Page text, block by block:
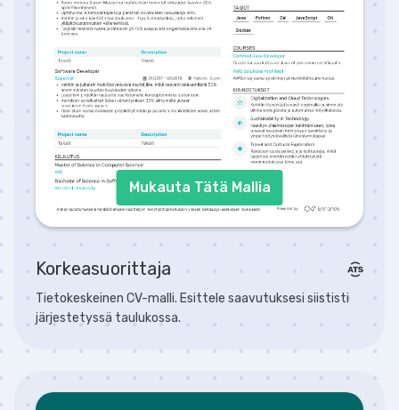
Mukauta Tätä Mallia
Korkeasuorittaja
Tietokeskeinen CV-malli. Esittele saavutuksesi siististi
järjestetyssä taulukossa.